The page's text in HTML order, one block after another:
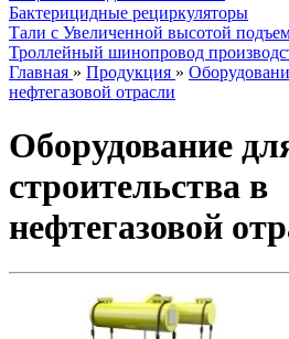
Бактерицидные рециркуляторы
Тали с Увеличенной высотой
Троллейный шинопровод
Главная » Продукция »
нефтегазовой отрасли
Оборудование
строительства в
нефтегазовой